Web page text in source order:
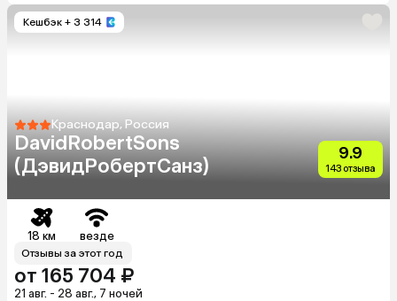
Кешбэк + 3 314
Краснодар, Россия
DavidRobertSons
(ДэвидРобертСанз)
9.9
143 отзыва
18 км везде
Отзывы за этот год
от 165 704 ₽
21 авг. - 28 авг., 7 ночей